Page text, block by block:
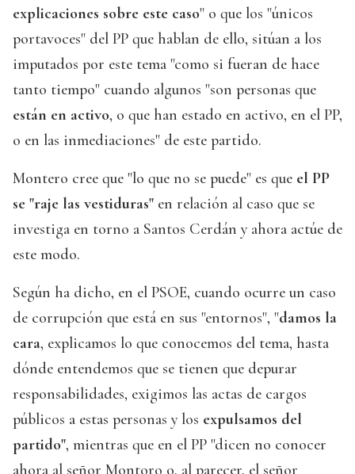
explicaciones sobre este caso" o que los "únicos
portavoces" del PP que hablan de ello, sitúan a los
imputados por este tema "como si fueran de hace
tanto tiempo" cuando algunos "son personas que
están en activo, o que han estado en activo, en el PP,
o en las inmediaciones" de este partido.
Montero cree que "lo que no se puede" es que el PP
se "raje las vestiduras" en relación al caso que se
investiga en torno a Santos Cerdán y ahora actúe de
este modo.
Según ha dicho, en el PSOE, cuando ocurre un caso
de corrupción que está en sus "entornos", "damos la
cara, explicamos lo que conocemos del tema, hasta
dónde entendemos que se tienen que depurar
responsabilidades, exigimos las actas de cargos
públicos a estas personas y los expulsamos del
partido", mientras que en el PP "dicen no conocer